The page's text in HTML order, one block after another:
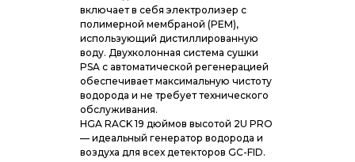
включает в себя электролизер с
полимерной мембраной (PEM),
использующий дистиллированную
воду. Двухколонная система сушки
PSA с автоматической регенерацией
обеспечивает максимальную чистоту
водорода и не требует технического
обслуживания.
HGA RACK 19 дюймов высотой 2U PRO
— идеальный генератор водорода и
воздуха для всех детекторов GC-FID.